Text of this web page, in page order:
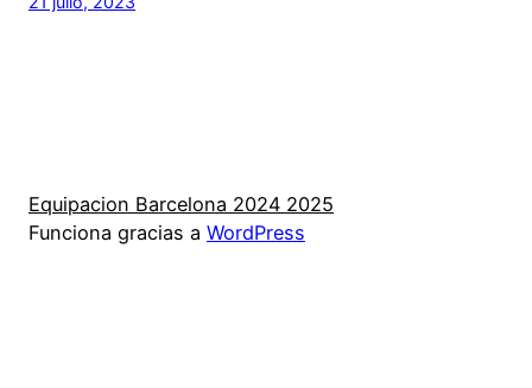
Equipacion Barcelona 2024 2025
Funciona gracias a WordPress